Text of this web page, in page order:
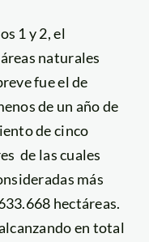
1 y 2, el
naturales
fue el de
de un año de
de cinco
de las cuales
más
hectáreas.
en total